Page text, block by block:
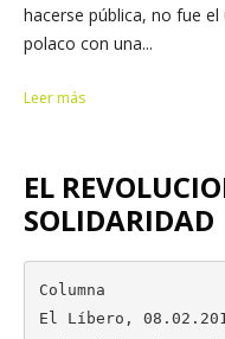
hacerse pública, no fue
polaco con una...
Leer más
EL
SOLIDARIDAD
Columna
El Líbero,